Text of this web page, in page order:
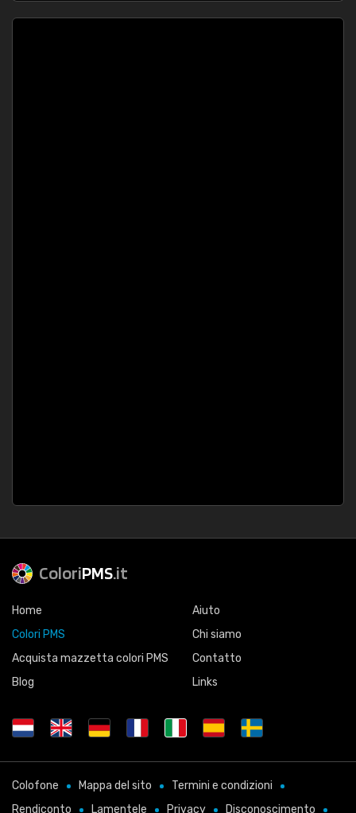
ColoriPMS.it
Home
Colori PMS
Acquista mazzetta colori PMS
Blog
Aiuto
Chi siamo
Contatto
Links
Colofone Mappa del sito
Termini e condizioni
Rendiconto
Lamentele Privacy Disconoscimento